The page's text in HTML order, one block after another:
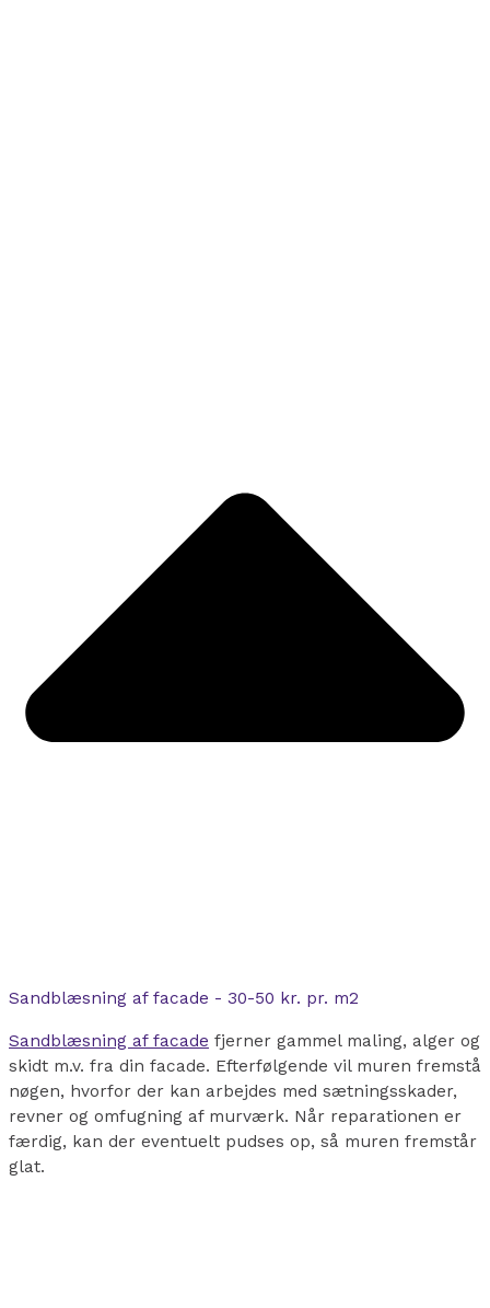
Sandblæsning af facade - 30-50 kr. pr. m2
Sandblæsning af facade fjerner gammel maling, alger og
skidt m.v. fra din facade. Efterfølgende vil muren fremstå
nøgen, hvorfor der kan arbejdes med sætningsskader,
revner og omfugning af murværk. Når reparationen er
færdig, kan der eventuelt pudses op, så muren fremstår
glat.